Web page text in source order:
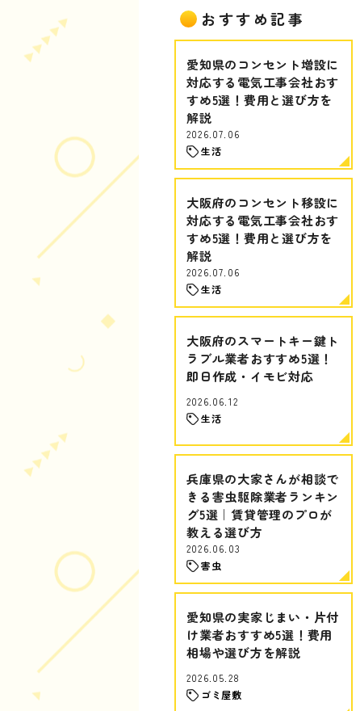
おすすめ記事
愛知県のコンセント増設に
対応する電気工事会社おす
すめ5選！費用と選び方を
解説
2026.07.06
生活
大阪府のコンセント移設に
対応する電気工事会社おす
すめ5選！費用と選び方を
解説
2026.07.06
生活
大阪府のスマートキー鍵ト
ラブル業者おすすめ5選！
即日作成・イモビ対応
2026.06.12
生活
兵庫県の大家さんが相談で
きる害虫駆除業者ランキン
グ5選｜賃貸管理のプロが
教える選び方
2026.06.03
害虫
愛知県の実家じまい・片付
け業者おすすめ5選！費用
相場や選び方を解説
2026.05.28
ゴミ屋敷